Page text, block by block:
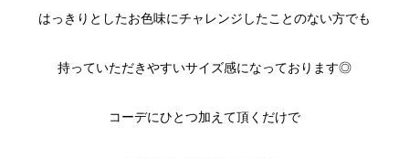
はっきりとしたお色味にチャレンジしたことのない方でも
持っていただきやすいサイズ感になっております◎
コーデにひとつ加えて頂くだけで